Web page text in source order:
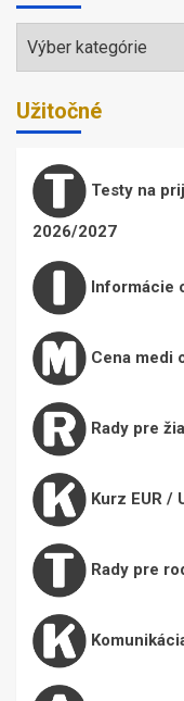
Témy
Užitočné
Testy na
2026/2027
Informácie
Cena medi
Rady pre
Kurz EUR /
Rady pre